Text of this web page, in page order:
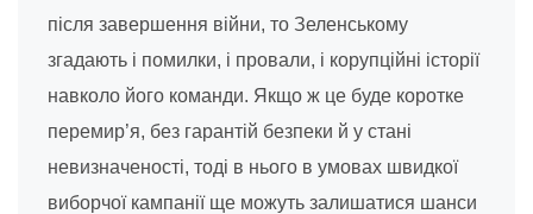
після завершення війни, то Зеленському
згадають і помилки, і провали, і корупційні історії
навколо його команди. Якщо ж це буде коротке
перемир’я, без гарантій безпеки й у стані
невизначеності, тоді в нього в умовах швидкої
виборчої кампанії ще можуть залишатися шанси